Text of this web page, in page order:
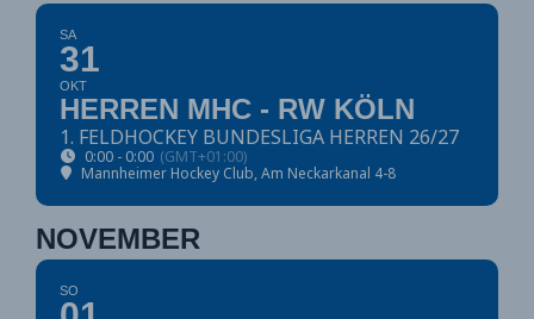
SA
31
OKT
HERREN MHC - RW KÖLN
1. FELDHOCKEY BUNDESLIGA HERREN 26/27
0:00 - 0:00 (GMT+01:00)
Mannheimer Hockey Club, Am Neckarkanal 4-8
NOVEMBER
SO